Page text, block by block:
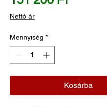
Nettó ár
Mennyiség *
Kosárba